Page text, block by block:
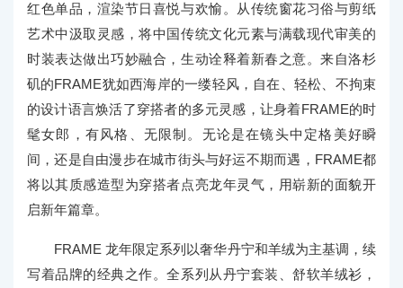
红色单品，渲染节日喜悦与欢愉。从传统窗花习俗与剪纸
艺术中汲取灵感，将中国传统文化元素与满载现代审美的
时装表达做出巧妙融合，生动诠释着新春之意。来自洛杉
矶的FRAME犹如西海岸的一缕轻风，自在、轻松、不拘束
的设计语言焕活了穿搭者的多元灵感，让身着FRAME的时
髦女郎，有风格、无限制。无论是在镜头中定格美好瞬
间，还是自由漫步在城市街头与好运不期而遇，FRAME都
将以其质感造型为穿搭者点亮龙年灵气，用崭新的面貌开
启新年篇章。
FRAME 龙年限定系列以奢华丹宁和羊绒为主基调，续
写着品牌的经典之作。全系列从丹宁套装、舒软羊绒衫，